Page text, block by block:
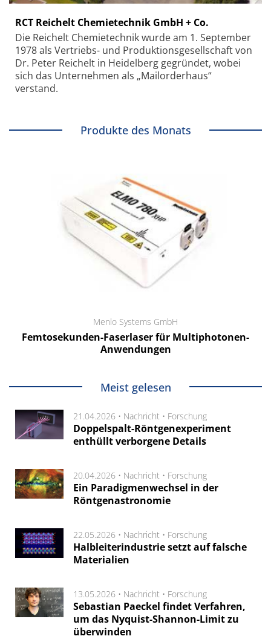
RCT Reichelt Chemietechnik GmbH + Co.
Die Reichelt Chemietechnik wurde am 1. September
1978 als Vertriebs- und Produktionsgesellschaft von
Dr. Peter Reichelt in Heidelberg gegründet, wobei
sich das Unternehmen als „Mailorderhaus“
verstand.
Produkte des Monats
Menlo Systems GmbH
Femtosekunden-Faserlaser für Multiphotonen-
Anwendungen
Meist gelesen
21.04.2026 • Nachricht • Forschung
Doppelspalt-Röntgenexperiment
enthüllt verborgene Details
20.04.2026 • Nachricht • Forschung
Ein Paradigmenwechsel in der
Röntgenastronomie
22.05.2026 • Nachricht • Forschung
Halbleiterindustrie setzt auf falsche
Materialien
13.05.2026 • Nachricht • Forschung
Sebastian Paeckel findet Verfahren,
um das Nyquist-Shannon-Limit zu
überwinden